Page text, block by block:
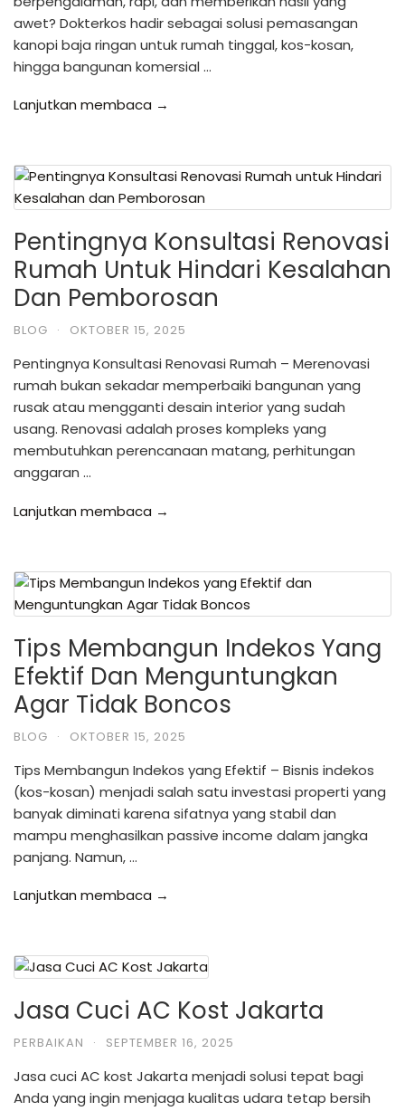
awet? Dokterkos hadir sebagai solusi pemasangan
kanopi baja ringan untuk rumah tinggal, kos-kosan,
hingga bangunan komersial …
Lanjutkan membaca →
Pentingnya Konsultasi Renovasi
Rumah Untuk Hindari Kesalahan
Dan Pemborosan
BLOG · OKTOBER 15, 2025
Pentingnya Konsultasi Renovasi Rumah – Merenovasi
rumah bukan sekadar memperbaiki bangunan yang
rusak atau mengganti desain interior yang sudah
usang. Renovasi adalah proses kompleks yang
membutuhkan perencanaan matang, perhitungan
anggaran …
Lanjutkan membaca →
Tips Membangun Indekos Yang
Efektif Dan Menguntungkan
Agar Tidak Boncos
BLOG · OKTOBER 15, 2025
Tips Membangun Indekos yang Efektif – Bisnis indekos
(kos-kosan) menjadi salah satu investasi properti yang
banyak diminati karena sifatnya yang stabil dan
mampu menghasilkan passive income dalam jangka
panjang. Namun, …
Lanjutkan membaca →
Jasa Cuci AC Kost Jakarta
PERBAIKAN · SEPTEMBER 16, 2025
Jasa cuci AC kost Jakarta menjadi solusi tepat bagi
Anda yang ingin menjaga kualitas udara tetap bersih